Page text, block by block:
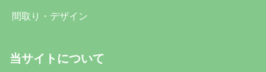
間取り・デザイン
当サイトについて